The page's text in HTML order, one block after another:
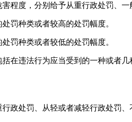
度，分别给予从重行政处罚、一
罚种类或者较高的处罚幅度。
罚种类或者较低的处罚幅度。
在违法行为应当受到的一种或者
政处罚、从轻或者减轻行政处罚